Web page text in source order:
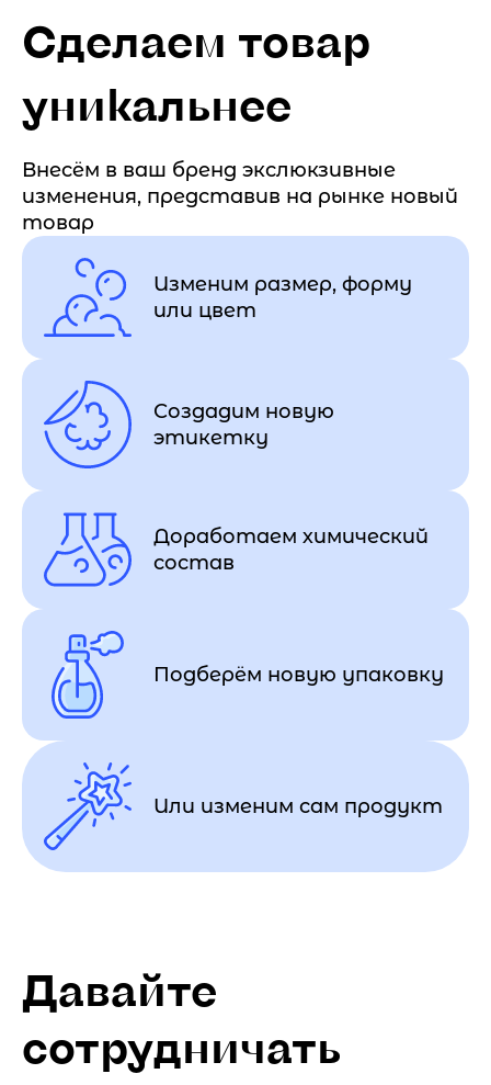
Сделаем товар
уникальнее
Внесём в ваш бренд экслюкзивные
изменения, представив на рынке новый
товар
Изменим размер, форму
или цвет
Создадим новую
этикетку
Доработаем химический
состав
Подберём новую упаковку
Или изменим сам продукт
Давайте
сотрудничать